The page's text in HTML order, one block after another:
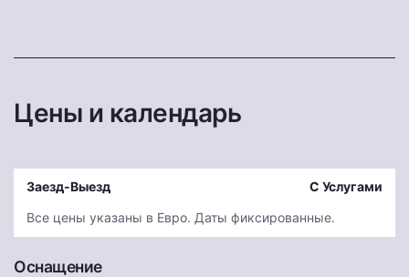
Цены и календарь
Заезд-Выезд
С Услугами
Все цены указаны в Евро. Даты фиксированные.
Оснащение